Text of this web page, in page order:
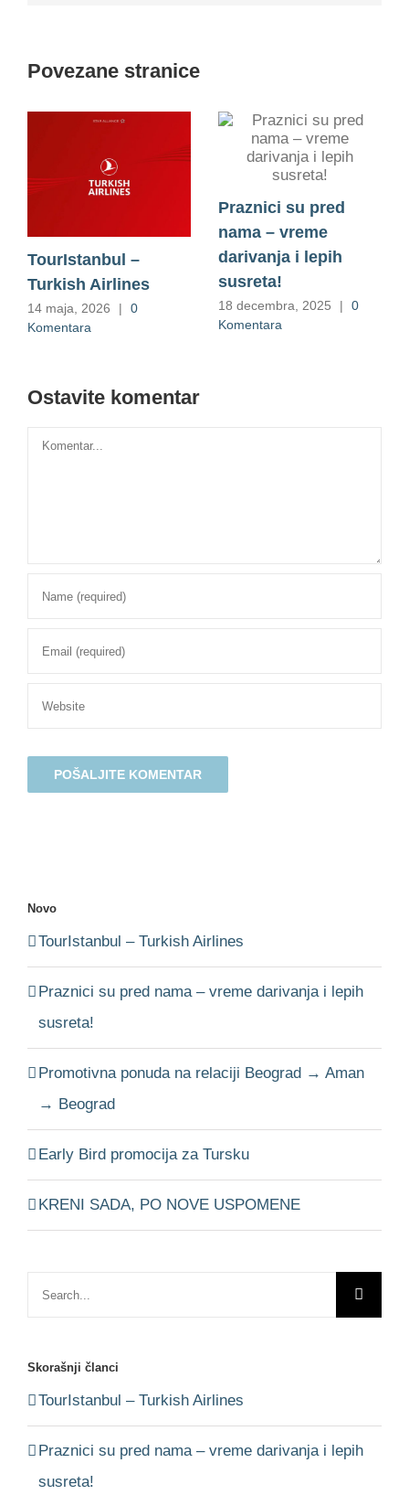
Povezane stranice
TourIstanbul –
Turkish Airlines
14 maja, 2026 |
0
Komentara
Praznici su pred
nama – vreme
darivanja i lepih
susreta!
18 decembra, 2025 |
0
Komentara
Ostavite komentar
Comment
Novo
TourIstanbul – Turkish Airlines
Praznici su pred nama – vreme darivanja i lepih
susreta!
Promotivna ponuda na relaciji Beograd → Aman
→ Beograd
Early Bird promocija za Tursku
KRENI SADA, PO NOVE USPOMENE
Search
Skorašnji članci
TourIstanbul – Turkish Airlines
Praznici su pred nama – vreme darivanja i lepih
susreta!